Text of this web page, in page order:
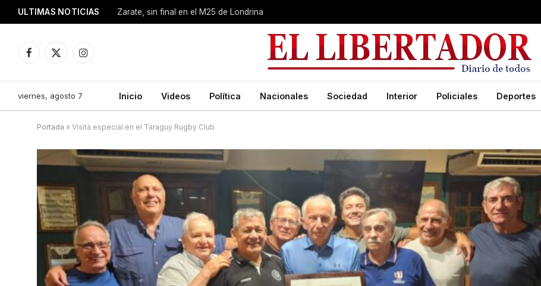
ULTIMAS NOTICIAS Zarate, sin final en el M25 de Londrina
Facebook
X
Instagram
viernes, agosto 7 Inicio Videos Política Nacionales Sociedad Interior Policiales Deportes
Portada » Visita especial en el Taraguy Rugby Club